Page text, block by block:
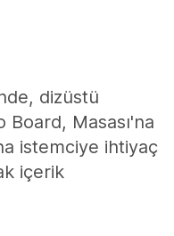
dizüstü
Board, Masası'na
istemciye ihtiyaç
içerik